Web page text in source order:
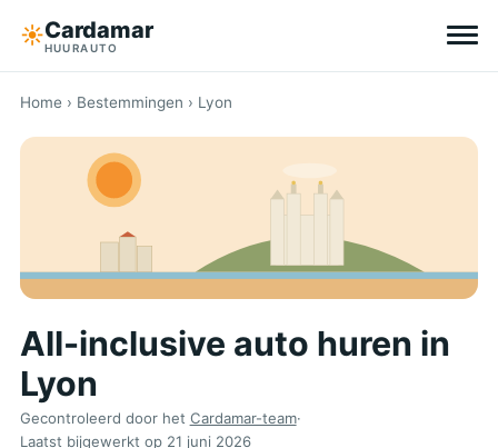
☀︎Cardamar
HUURAUTO
Bestemmingen
All-inclusive
Tips
Over Cardamar
ENDE
Home › Bestemmingen › Lyon
All-inclusive auto huren in
Lyon
Gecontroleerd door het Cardamar-team·
Laatst bijgewerkt op 21 juni 2026